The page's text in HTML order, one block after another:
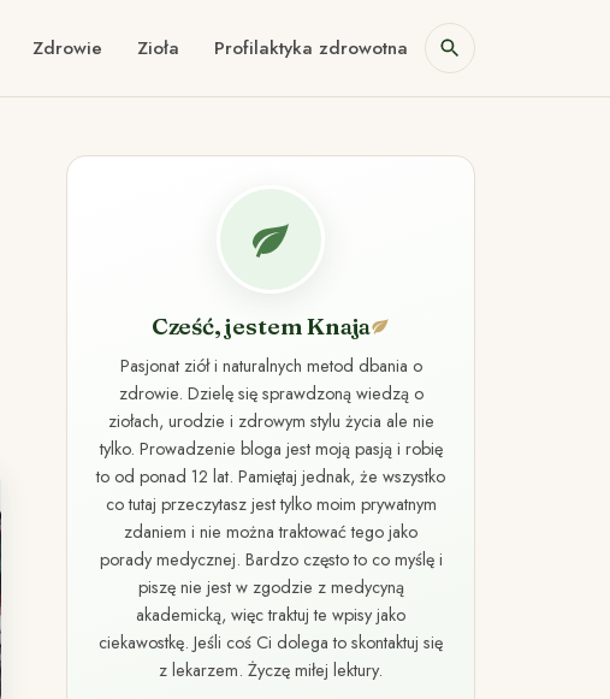
Zdrowie Zioła Profilaktyka zdrowotna
Cześć, jestem Knaja
Pasjonat ziół i naturalnych metod dbania o
zdrowie. Dzielę się sprawdzoną wiedzą o
ziołach, urodzie i zdrowym stylu życia ale nie
tylko. Prowadzenie bloga jest moją pasją i robię
to od ponad 12 lat. Pamiętaj jednak, że wszystko
co tutaj przeczytasz jest tylko moim prywatnym
zdaniem i nie można traktować tego jako
porady medycznej. Bardzo często to co myślę i
piszę nie jest w zgodzie z medycyną
akademicką, więc traktuj te wpisy jako
ciekawostkę. Jeśli coś Ci dolega to skontaktuj się
z lekarzem. Życzę miłej lektury.